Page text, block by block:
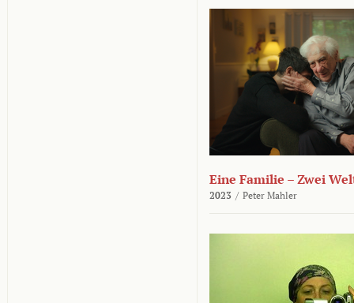
Eine Familie – Zwei
2023 / Peter Mahler